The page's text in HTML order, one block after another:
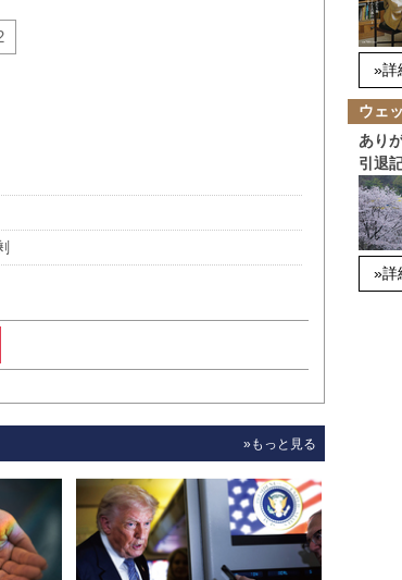
»もっと見る
»詳
ウェ
あり
引退
»詳